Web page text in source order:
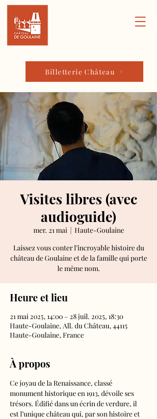
Billetterie Château
Visites libres (avec
audioguide)
mer. 21 mai
  |
Haute-Goulaine
Laissez vous conter l’incroyable histoire du
château de Goulaine et de la famille qui porte
le même nom.
Heure et lieu
21 mai 2025, 14:00 – 28 juil. 2025, 18:30
Haute-Goulaine, All. du Château, 44115
Haute-Goulaine, France
À propos
Ce joyau de la Renaissance, classé
monument historique en 1913, dévoile ses
trésors. Édifié dans un écrin de verdure, il
est l’unique château qui, par son histoire et